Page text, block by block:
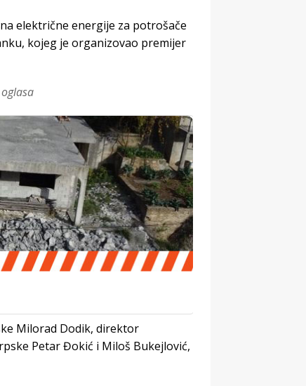
električne energije za potrošače
kojeg je organizovao premijer
Milorad Dodik, direktor
Petar Đokić i Miloš Bukejlović,